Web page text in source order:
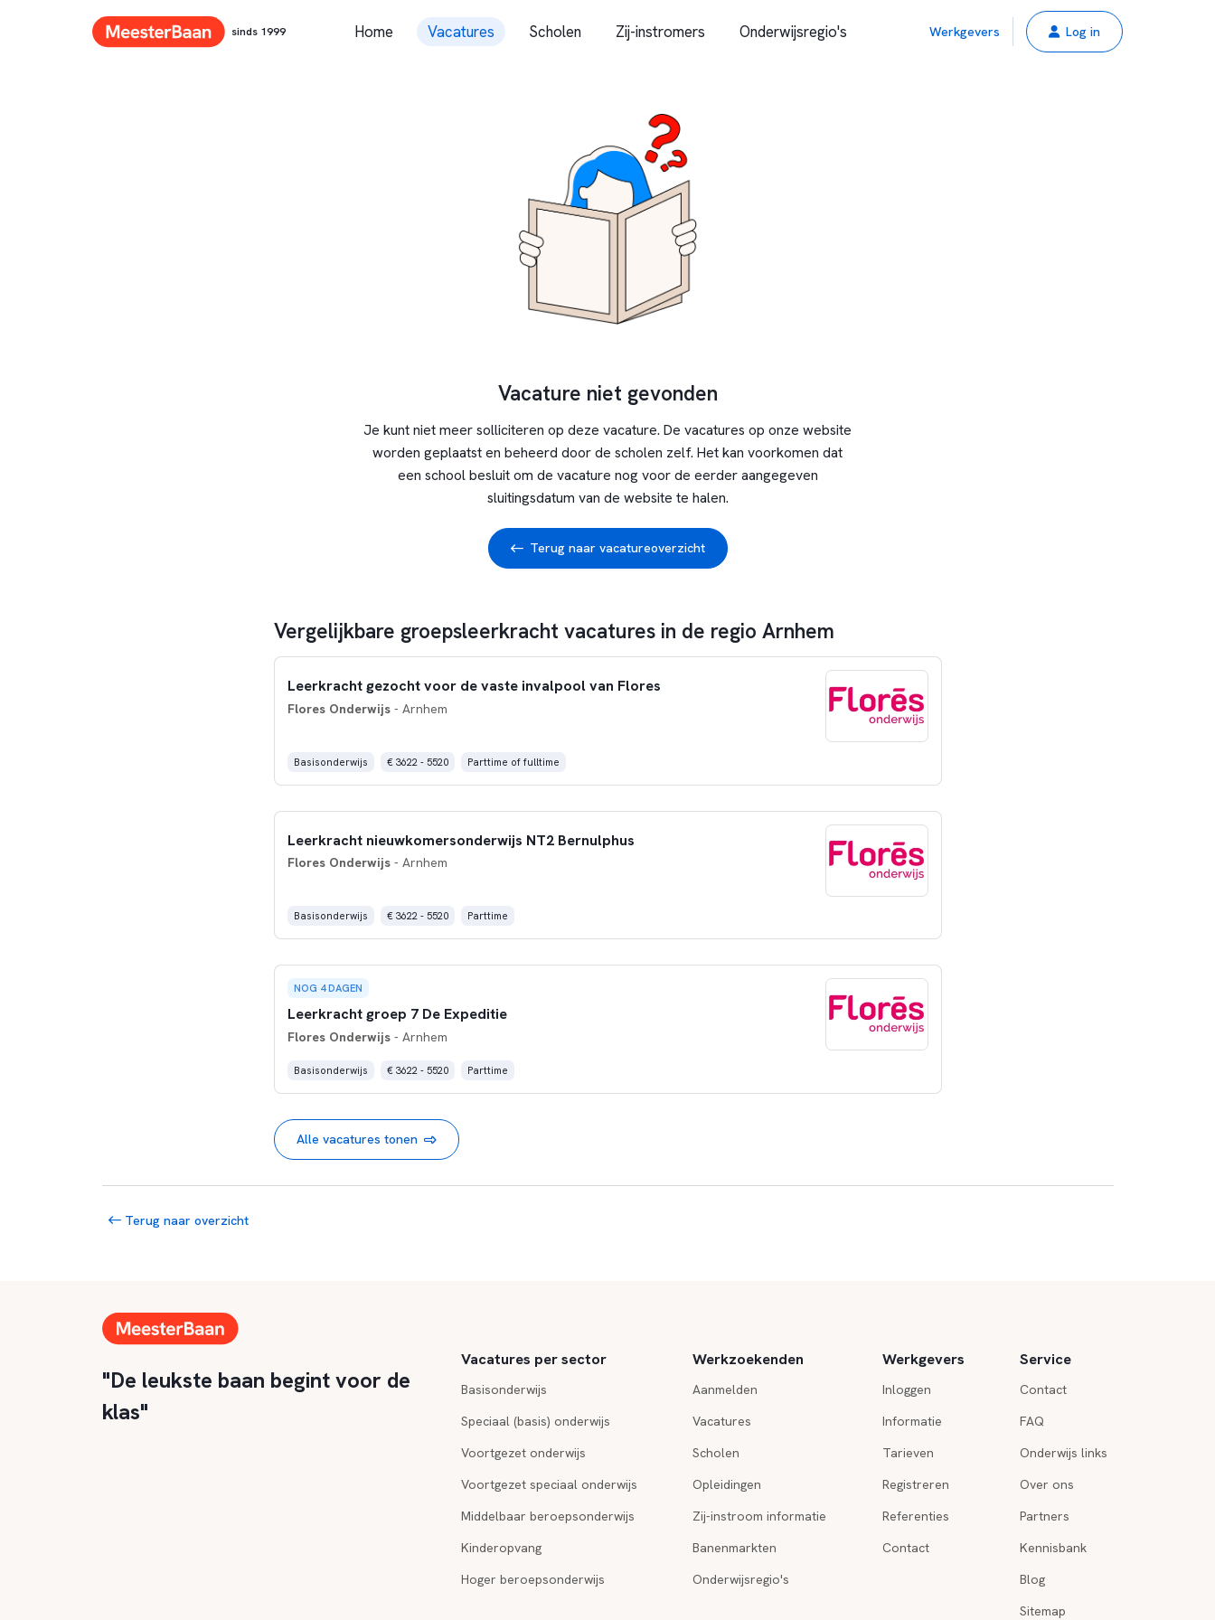
sinds 1999 Home Vacatures Scholen Zij-instromers Onderwijsregio's Werkgevers Log in
Vacature niet gevonden
Je kunt niet meer solliciteren op deze vacature. De vacatures op onze website
worden geplaatst en beheerd door de scholen zelf. Het kan voorkomen dat
een school besluit om de vacature nog voor de eerder aangegeven
sluitingsdatum van de website te halen.
Terug naar vacatureoverzicht
Vergelijkbare groepsleerkracht vacatures in de regio Arnhem
Leerkracht gezocht voor de vaste invalpool van Flores
Flores Onderwijs- Arnhem
Basisonderwijs € 3622 - 5520 Parttime of fulltime
Leerkracht nieuwkomersonderwijs NT2 Bernulphus
Flores Onderwijs- Arnhem
Basisonderwijs € 3622 - 5520 Parttime
NOG 4 DAGEN
Leerkracht groep 7 De Expeditie
Flores Onderwijs- Arnhem
Basisonderwijs € 3622 - 5520 Parttime
Alle vacatures tonen
Terug naar overzicht
"De leukste baan begint voor de
klas"
Vacatures per sector
Basisonderwijs
Speciaal (basis) onderwijs
Voortgezet onderwijs
Voortgezet speciaal onderwijs
Middelbaar beroepsonderwijs
Kinderopvang
Hoger beroepsonderwijs
Werkzoekenden
Aanmelden
Vacatures
Scholen
Opleidingen
Zij-instroom informatie
Banenmarkten
Onderwijsregio's
Werkgevers
Inloggen
Informatie
Tarieven
Registreren
Referenties
Contact
Service
Contact
FAQ
Onderwijs links
Over ons
Partners
Kennisbank
Blog
Sitemap